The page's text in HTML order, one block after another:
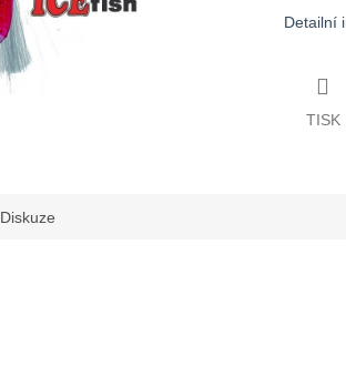
Detailní
TISK
Diskuze